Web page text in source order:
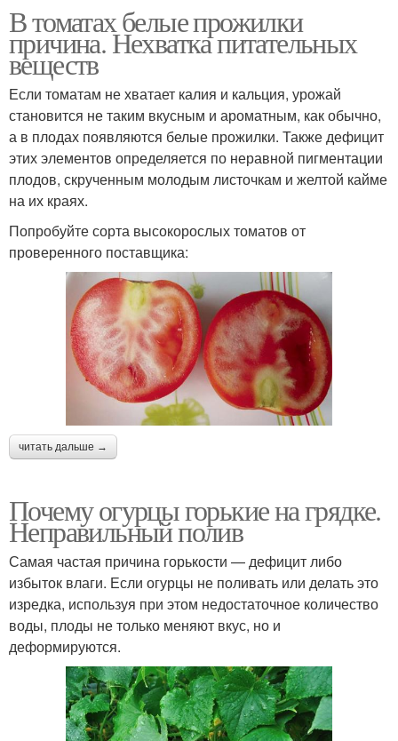
В томатах белые прожилки
причина. Нехватка питательных
веществ
Если томатам не хватает калия и кальция, урожай
становится не таким вкусным и ароматным, как обычно,
а в плодах появляются белые прожилки. Также дефицит
этих элементов определяется по неравной пигментации
плодов, скрученным молодым листочкам и желтой кайме
на их краях.
Попробуйте сорта высокорослых томатов от
проверенного поставщика:
читать дальше →
Почему огурцы горькие на грядке.
Неправильный полив
Самая частая причина горькости — дефицит либо
избыток влаги. Если огурцы не поливать или делать это
изредка, используя при этом недостаточное количество
воды, плоды не только меняют вкус, но и
деформируются.